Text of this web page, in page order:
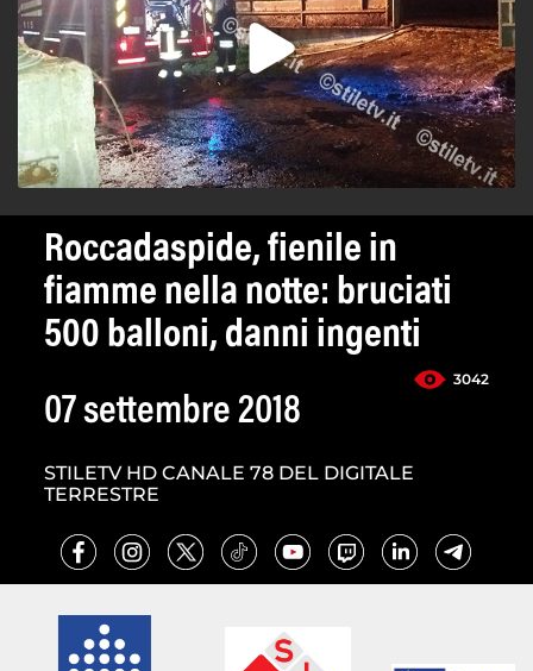
Roccadaspide, fienile in
fiamme nella notte: bruciati
500 balloni, danni ingenti
3042
07 settembre 2018
STILETV HD CANALE 78 DEL DIGITALE
TERRESTRE